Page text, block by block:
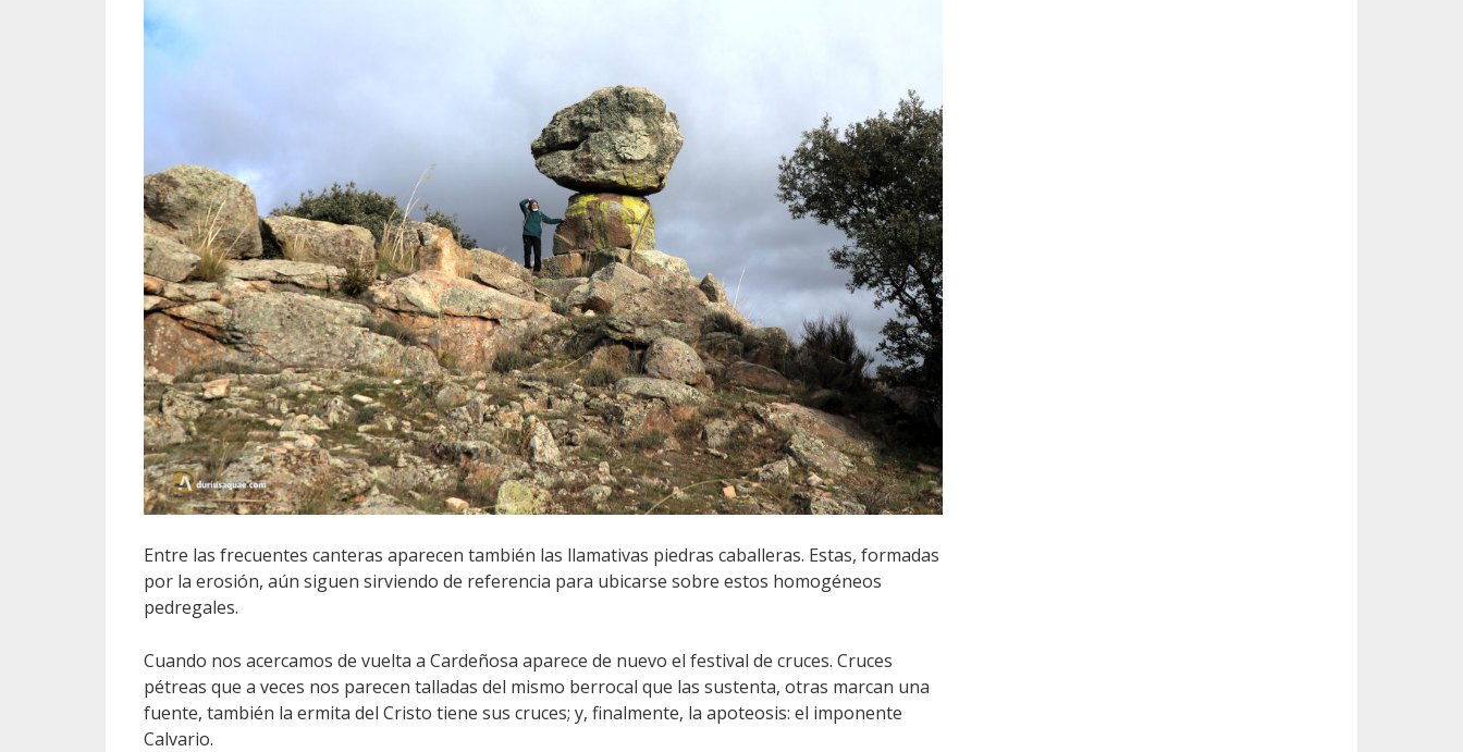
Entre las frecuentes canteras aparecen también las llamativas piedras caballeras. Estas, formadas
por la erosión, aún siguen sirviendo de referencia para ubicarse sobre estos homogéneos
pedregales.
Cuando nos acercamos de vuelta a Cardeñosa aparece de nuevo el festival de cruces. Cruces
pétreas que a veces nos parecen talladas del mismo berrocal que las sustenta, otras marcan una
fuente, también la ermita del Cristo tiene sus cruces; y, finalmente, la apoteosis: el imponente
Calvario.